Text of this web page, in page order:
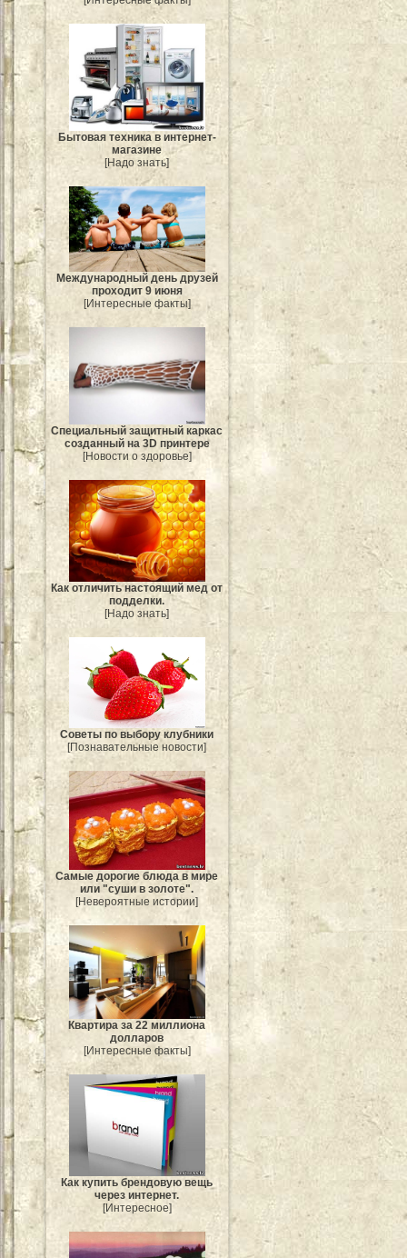
Бытовая техника в интернет-
магазине
[Надо знать]
Международный день друзей
проходит 9 июня
[Интересные факты]
Специальный защитный каркас
созданный на 3D принтере
[Новости о здоровье]
Как отличить настоящий мед от
подделки.
[Надо знать]
Советы по выбору клубники
[Познавательные новости]
Самые дорогие блюда в мире
или "суши в золоте".
[Невероятные истории]
Квартира за 22 миллиона
долларов
[Интересные факты]
Как купить брендовую вещь
через интернет.
[Интересное]